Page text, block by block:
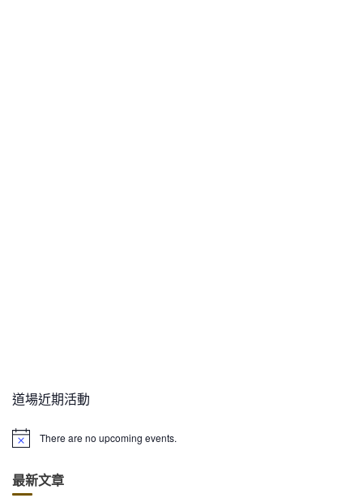
道場近期活動
N
i
c
There are no upcoming events.
最新文章